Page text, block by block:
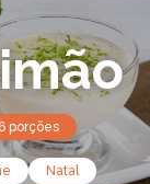
porções
Natal